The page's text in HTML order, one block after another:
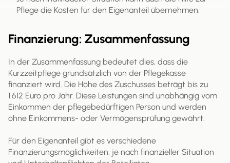
Pflege die Kosten für den Eigenanteil übernehmen.
Finanzierung: Zusammenfassung
In der Zusammenfassung bedeutet dies, dass die
Kurzzeitpflege grundsätzlich von der Pflegekasse
finanziert wird. Die Höhe des Zuschusses beträgt bis zu
1.612 Euro pro Jahr. Diese Leistungen sind unabhängig vom
Einkommen der pflegebedürftigen Person und werden
ohne Einkommens- oder Vermögensprüfung gewährt.
Für den Eigenanteil gibt es verschiedene
Finanzierungsmöglichkeiten, je nach finanzieller Situation